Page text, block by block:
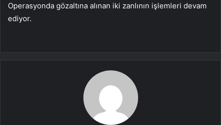
Operasyonda gözaltına alınan iki zanlının işlemleri devam
ediyor.